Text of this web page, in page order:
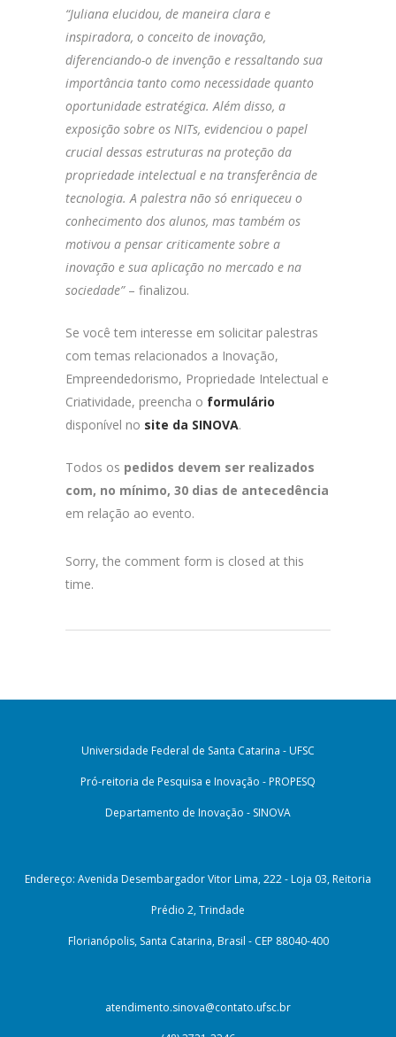
“Juliana elucidou, de maneira clara e
inspiradora, o conceito de inovação,
diferenciando-o de invenção e ressaltando sua
importância tanto como necessidade quanto
oportunidade estratégica. Além disso, a
exposição sobre os NITs, evidenciou o papel
crucial dessas estruturas na proteção da
propriedade intelectual e na transferência de
tecnologia. A palestra não só enriqueceu o
conhecimento dos alunos, mas também os
motivou a pensar criticamente sobre a
inovação e sua aplicação no mercado e na
sociedade”– finalizou.
Se você tem interesse em solicitar palestras
com temas relacionados a Inovação,
Empreendedorismo, Propriedade Intelectual e
Criatividade, preencha o formulário
disponível no site da SINOVA.
Todos os pedidos devem ser realizados
com, no mínimo, 30 dias de antecedência
em relação ao evento.
Sorry, the comment form is closed at this
time.
Universidade Federal de Santa Catarina - UFSC
Pró-reitoria de Pesquisa e Inovação - PROPESQ
Departamento de Inovação - SINOVA
Endereço: Avenida Desembargador Vitor Lima, 222 - Loja 03, Reitoria
Prédio 2, Trindade
Florianópolis, Santa Catarina, Brasil - CEP 88040-400
atendimento.sinova@contato.ufsc.br